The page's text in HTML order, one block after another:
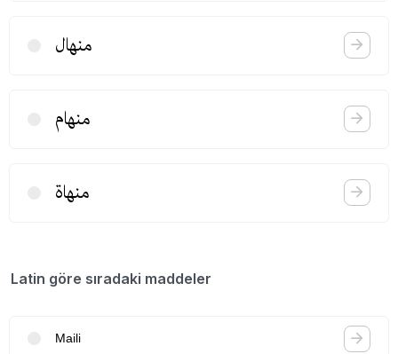
منهال
منهام
منهاة
Latin göre sıradaki maddeler
Maili